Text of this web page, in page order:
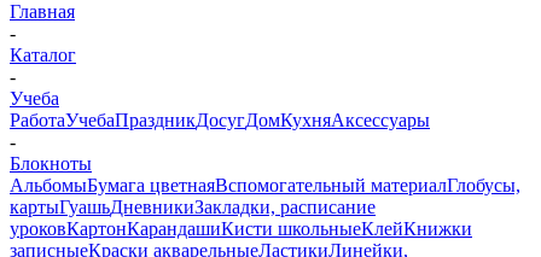
Главная
-
Каталог
-
Учеба
РаботаУчебаПраздникДосугДомКухняАксессуары
-
Блокноты
АльбомыБумага цветнаяВспомогательный материалГлобусы,
картыГуашьДневникиЗакладки, расписание
уроковКартонКарандашиКисти школьныеКлейКнижки
записныеКраски акварельныеЛастикиЛинейки,